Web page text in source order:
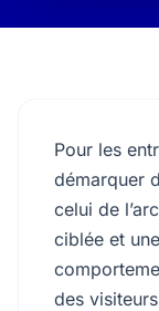
Pour les
démarquer
celui de
ciblée et
des